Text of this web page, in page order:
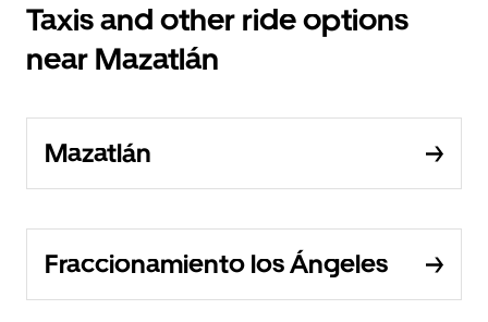
Taxis and other ride options
near Mazatlán
Mazatlán
Fraccionamiento los Ángeles